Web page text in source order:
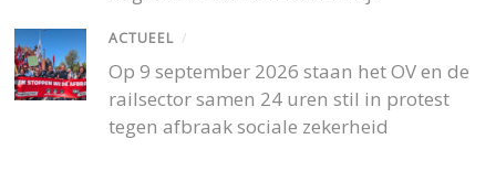
ACTUEEL /
Op 9 september 2026 staan het OV en de
railsector samen 24 uren stil in protest
tegen afbraak sociale zekerheid